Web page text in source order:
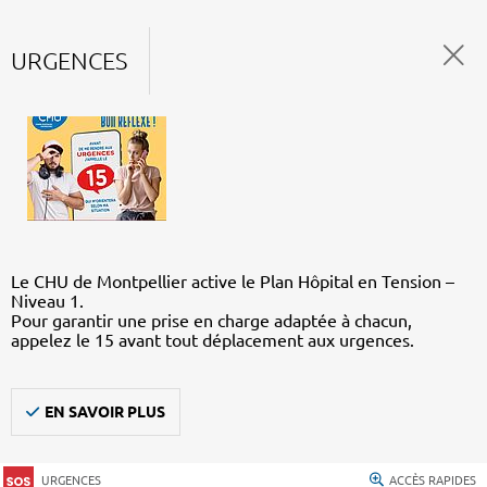
URGENCES
Le CHU de Montpellier active le Plan Hôpital en Tension –
Niveau 1.
Pour garantir une prise en charge adaptée à chacun,
appelez le 15 avant tout déplacement aux urgences.
EN SAVOIR PLUS
URGENCES ACCÈS RAPIDES